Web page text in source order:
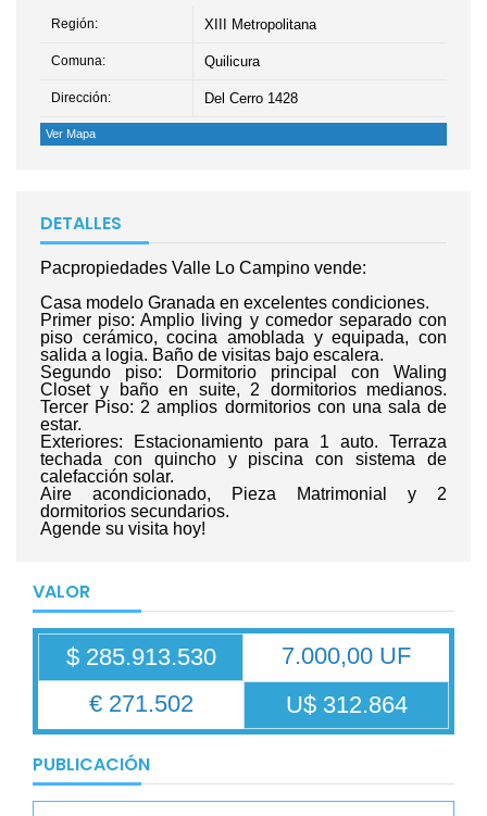
Región: XIII Metropolitana
Comuna: Quilicura
Dirección: Del Cerro 1428
Ver Mapa
DETALLES
Pacpropiedades Valle Lo Campino vende:
Casa modelo Granada en excelentes condiciones.
Primer piso: Amplio living y comedor separado con
piso cerámico, cocina amoblada y equipada, con
salida a logia. Baño de visitas bajo escalera.
Segundo piso: Dormitorio principal con Waling
Closet y baño en suite, 2 dormitorios medianos.
Tercer Piso: 2 amplios dormitorios con una sala de
estar.
Exteriores: Estacionamiento para 1 auto. Terraza
techada con quincho y piscina con sistema de
calefacción solar.
Aire acondicionado, Pieza Matrimonial y 2
dormitorios secundarios.
Agende su visita hoy!
VALOR
$ 285.913.530
7.000,00 UF
€ 271.502
U$ 312.864
PUBLICACIÓN